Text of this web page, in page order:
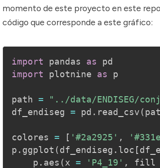
momento de este proyecto en este
código que corresponde a este gráfico:
import pandas as
import plotnine as p
path =
"../data/ENDISEG/
df_endiseg = pd . read_csv (
colores = [ '#2a2925' ,
p . ggplot ( df_endiseg . loc [
    p
. aes ( x = 'P4_19' , fill